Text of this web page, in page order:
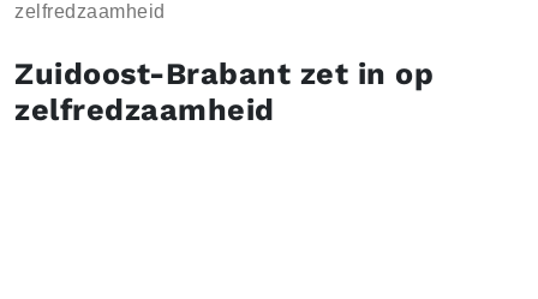
zelfredzaamheid
Zuidoost-Brabant zet in op
zelfredzaamheid